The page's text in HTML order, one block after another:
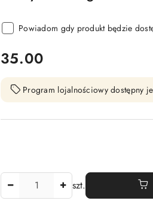
Powiadom gdy produkt będzie
cena:
35.00
Program lojalnościowy dostępny
szt.